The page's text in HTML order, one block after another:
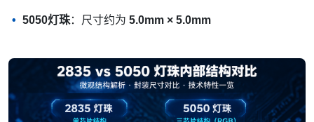
5050灯珠：尺寸约为 5.0mm × 5.0mm